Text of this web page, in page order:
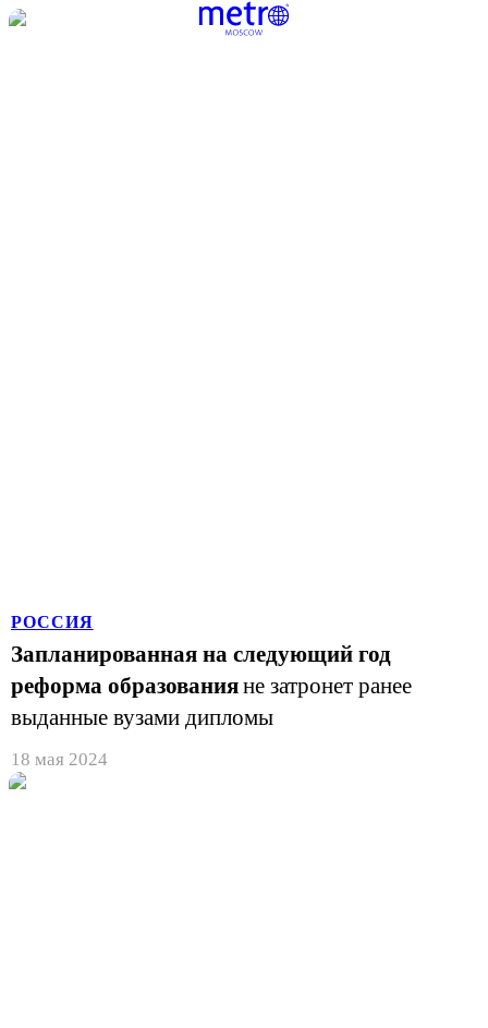
РОССИЯ
Запланированная на следующий год
реформа образованияне затронет ранее
выданные вузами дипломы
18 мая 2024